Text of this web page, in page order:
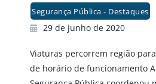
Segurança Pública - Destaques
29 de junho de 2020
Viaturas percorrem região
de horário de funcionamento